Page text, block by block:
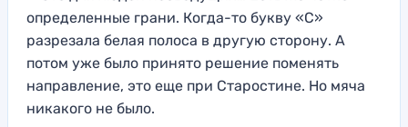
определенные грани. Когда-то букву «С»
разрезала белая полоса в другую сторону. А
потом уже было принято решение поменять
направление, это еще при Старостине. Но мяча
никакого не было.